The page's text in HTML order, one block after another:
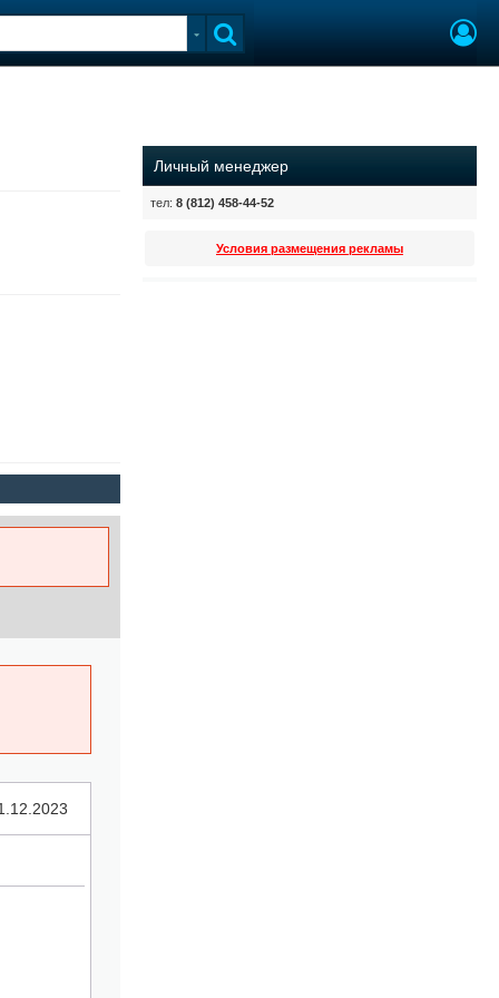
Личный менеджер
тел: 8 (812) 458-44-52
Условия размещения рекламы